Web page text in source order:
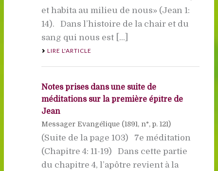
et habita au milieu de nous» (Jean 1:
14). Dans l’histoire de la chair et du
sang qui nous est [...]
LIRE L'ARTICLE
Notes prises dans une suite de
méditations sur la première épître de
Jean
Messager Evangélique (1891, n°, p. 121)
(Suite de la page 103) 7e méditation
(Chapitre 4: 11-19) Dans cette partie
du chapitre 4, l’apôtre revient à la